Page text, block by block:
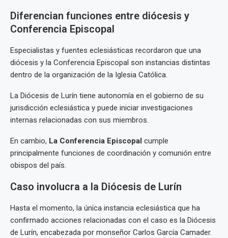
Diferencian funciones entre diócesis y
Conferencia Episcopal
Especialistas y fuentes eclesiásticas recordaron que una
diócesis y la Conferencia Episcopal son instancias distintas
dentro de la organización de la Iglesia Católica.
La Diócesis de Lurín tiene autonomía en el gobierno de su
jurisdicción eclesiástica y puede iniciar investigaciones
internas relacionadas con sus miembros.
En cambio, La Conferencia Episcopal cumple
principalmente funciones de coordinación y comunión entre
obispos del país.
Caso involucra a la Diócesis de Lurín
Hasta el momento, la única instancia eclesiástica que ha
confirmado acciones relacionadas con el caso es la Diócesis
de Lurín, encabezada por monseñor Carlos García Camader.